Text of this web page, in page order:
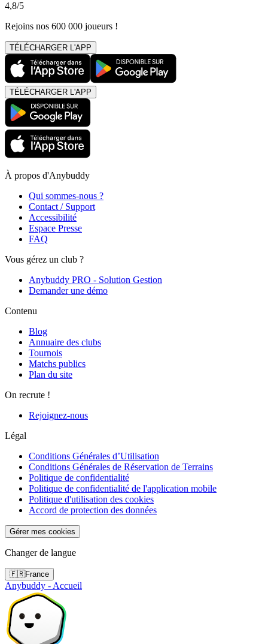
4,8/5
Rejoins nos 600 000 joueurs !
TÉLÉCHARGER L'APP
TÉLÉCHARGER L'APP
À propos d'Anybuddy
Qui sommes-nous ?
Contact / Support
Accessibilité
Espace Presse
FAQ
Vous gérez un club ?
Anybuddy PRO - Solution Gestion
Demander une démo
Contenu
Blog
Annuaire des clubs
Tournois
Matchs publics
Plan du site
On recrute !
Rejoignez-nous
Légal
Conditions Générales d’Utilisation
Conditions Générales de Réservation de Terrains
Politique de confidentialité
Politique de confidentialité de l'application mobile
Politique d'utilisation des cookies
Accord de protection des données
Gérer mes cookies
Changer de langue
🇫🇷France
Anybuddy - Accueil